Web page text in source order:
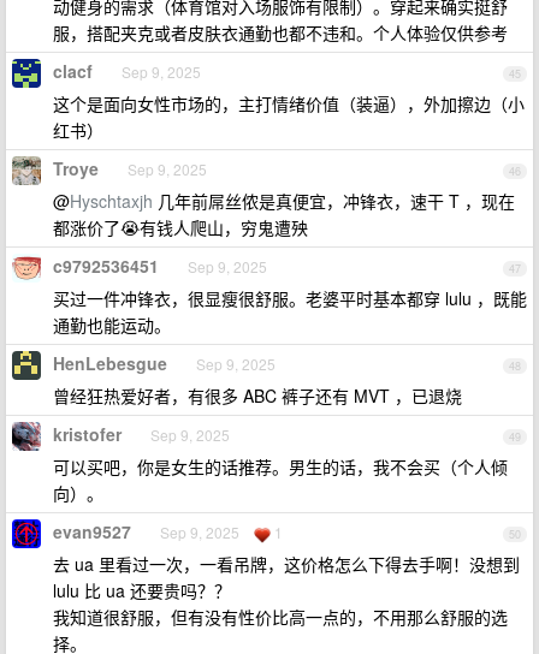
动健身的需求（体育馆对入场服饰有限制）。穿起来确实挺舒
服，搭配夹克或者皮肤衣通勤也都不违和。个人体验仅供参考
45
clacf Sep 9, 2025
这个是面向女性市场的，主打情绪价值（装逼），外加擦边（小
红书）
46
Troye Sep 9, 2025
@Hyschtaxjh 几年前屌丝侬是真便宜，冲锋衣，速干 T ，现在
都涨价了😭有钱人爬山，穷鬼遭殃
47
c9792536451 Sep 9, 2025
买过一件冲锋衣，很显瘦很舒服。老婆平时基本都穿 lulu ，既能
通勤也能运动。
48
HenLebesgue Sep 9, 2025
曾经狂热爱好者，有很多 ABC 裤子还有 MVT ，已退烧
49
kristofer Sep 9, 2025
可以买吧，你是女生的话推荐。男生的话，我不会买（个人倾
向）。
50
evan9527 Sep 9, 2025 1
去 ua 里看过一次，一看吊牌，这价格怎么下得去手啊！没想到
lulu 比 ua 还要贵吗？？
我知道很舒服，但有没有性价比高一点的，不用那么舒服的选
择。